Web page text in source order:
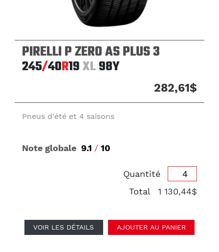
PIRELLI P ZERO AS PLUS 3
245/40R19XL98Y
282,61$
Pneus d'été et 4 saisons
Note globale 9.1 / 10
Quantité
Total
1 130,44$
VOIR LES DÉTAILS AJOUTER AU PANIER